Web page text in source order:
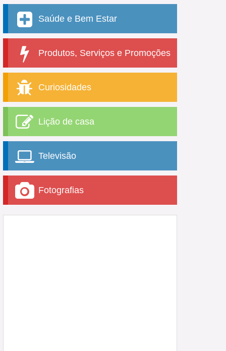
Saúde e Bem Estar
Produtos, Serviços e Promoções
Curiosidades
Lição de casa
Televisão
Fotografias